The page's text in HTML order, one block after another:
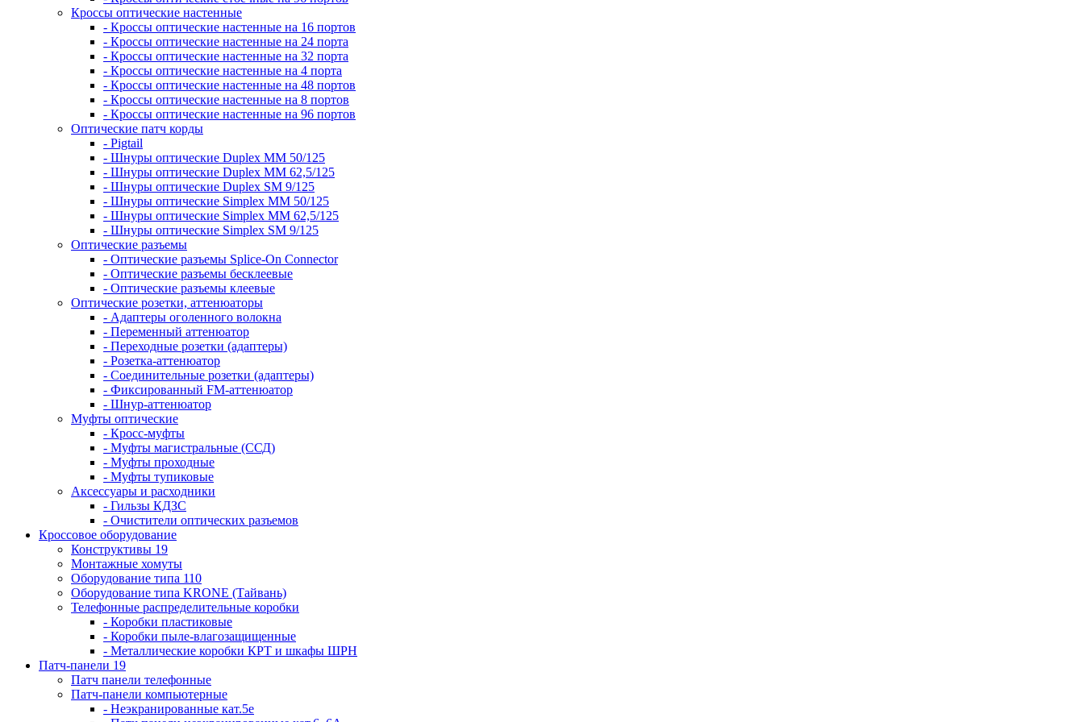
Кроссы оптические настенные
- Кроссы оптические настенные на 16 портов
- Кроссы оптические настенные на 24 порта
- Кроссы оптические настенные на 32 порта
- Кроссы оптические настенные на 4 порта
- Кроссы оптические настенные на 48 портов
- Кроссы оптические настенные на 8 портов
- Кроссы оптические настенные на 96 портов
Оптические патч корды
- Pigtail
- Шнуры оптические Duplex MM 50/125
- Шнуры оптические Duplex MM 62,5/125
- Шнуры оптические Duplex SM 9/125
- Шнуры оптические Simplex MM 50/125
- Шнуры оптические Simplex MM 62,5/125
- Шнуры оптические Simplex SM 9/125
Оптические разъемы
- Оптические разъемы Splice-On Connector
- Оптические разъемы бесклеевые
- Оптические разъемы клеевые
Оптические розетки, аттенюаторы
- Адаптеры оголенного волокна
- Переменный аттенюатор
- Переходные розетки (адаптеры)
- Розетка-аттенюатор
- Соединительные розетки (адаптеры)
- Фиксированный FM-аттенюатор
- Шнур-аттенюатор
Муфты оптические
- Кросс-муфты
- Муфты магистральные (ССД)
- Муфты проходные
- Муфты тупиковые
Аксессуары и расходники
- Гильзы КДЗС
- Очистители оптических разъемов
Кроссовое оборудование
Конструктивы 19
Монтажные хомуты
Оборудование типа 110
Оборудование типа KRONE (Тайвань)
Телефонные распределительные коробки
- Коробки пластиковые
- Коробки пыле-влагозащищенные
- Металлические коробки КРТ и шкафы ШРН
Патч-панели 19
Патч панели телефонные
Патч-панели компьютерные
- Неэкранированные кат.5е